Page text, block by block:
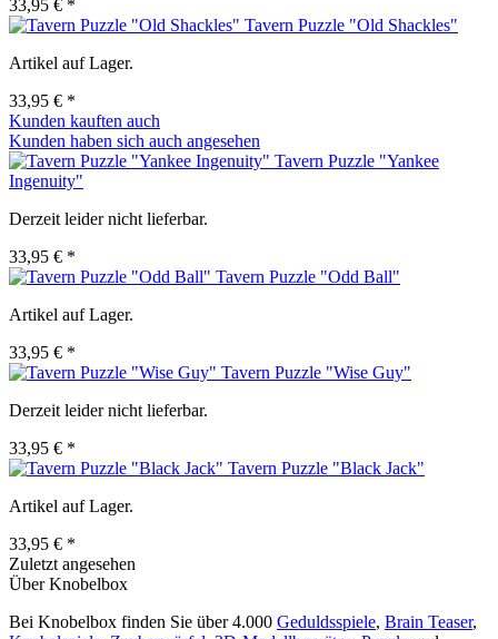
33,95 € *
Tavern Puzzle "Old Shackles"
Artikel auf Lager.
33,95 € *
Kunden kauften auch
Kunden haben sich auch angesehen
Tavern Puzzle "Yankee
Ingenuity"
Derzeit leider nicht lieferbar.
33,95 € *
Tavern Puzzle "Odd Ball"
Artikel auf Lager.
33,95 € *
Tavern Puzzle "Wise Guy"
Derzeit leider nicht lieferbar.
33,95 € *
Tavern Puzzle "Black Jack"
Artikel auf Lager.
33,95 € *
Zuletzt angesehen
Über Knobelbox
Bei Knobelbox finden Sie über 4.000 Geduldsspiele, Brain Teaser,